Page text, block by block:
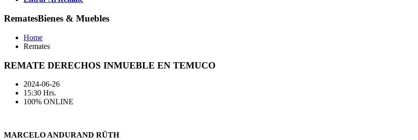
RematesBienes & Muebles
Home
Remates
REMATE DERECHOS INMUEBLE EN TEMUCO
2024-06-26
15:30 Hrs.
100% ONLINE
MARCELO ANDURAND RÜTH